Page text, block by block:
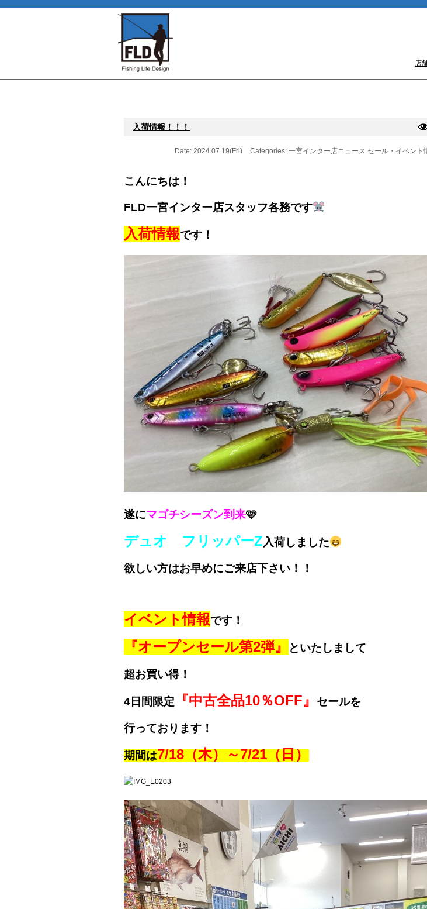
店
入荷情報！！！
Date: 2024.07.19(Fri) Categories: 一宮インター店ニュース セール・イベント
こんにちは！
FLD一宮インター店スタッフ各務です
入荷情報です！
遂にマゴチシーズン到来🩷
デュオ フリッパーZ入荷しました
欲しい方はお早めにご来店下さい！！
イベント情報です！
『オープンセール第2弾』 といたしまして
超お買い得！
4日間限定 『中古全品10％OFF』 セールを
行っております！
期間は7/18（木）～7/21（日）